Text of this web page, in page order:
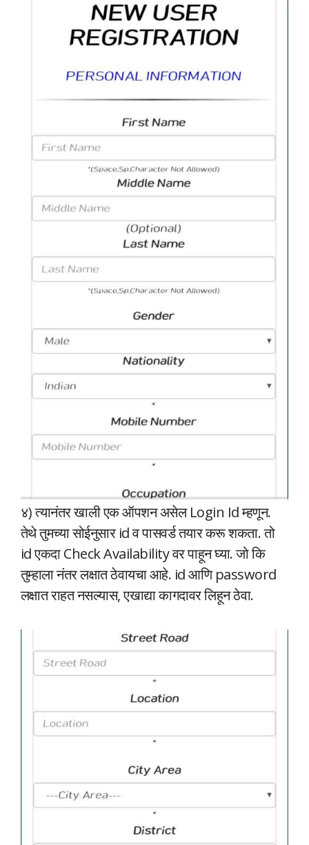
४) त्यानंतर खाली एक ऑपशन असेल Login Id म्हणून.
तेथे तुमच्या सोईनुसार id व पासवर्ड तयार करू शकता. तो
id एकदा Check Availability वर पाहून घ्या. जो कि
तुम्हाला नंतर लक्षात ठेवायचा आहे. id आणि password
लक्षात राहत नसल्यास, एखाद्या कागदावर लिहून ठेवा.